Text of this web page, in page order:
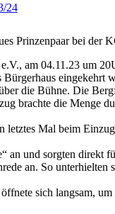
24
am 04.11.23 um
die Bühne. Die
brachte die Menge
letztes Mal beim
an und sorgten
an. So unterhielten
sich langsam,